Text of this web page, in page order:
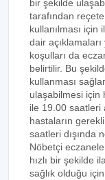
bir şekilde
tarafından
kullanılması için
dair açıklamaları
koşulları da
belirtilir. Bu
kullanması
ulaşabilmesi için
ile 19.00 saatleri
hastaların
saatleri dışında
Nöbetçi
hızlı bir şekilde
sağlık olduğu